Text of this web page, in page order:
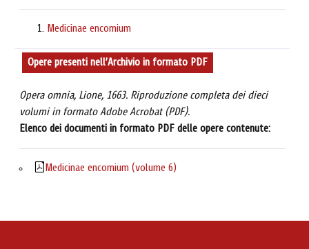
Medicinae encomium
Opere presenti nell’Archivio in formato PDF
Opera omnia, Lione, 1663. Riproduzione completa dei dieci
volumi in formato Adobe Acrobat (PDF).
Elenco dei documenti in formato PDF delle opere contenute:
Medicinae encomium (volume 6)